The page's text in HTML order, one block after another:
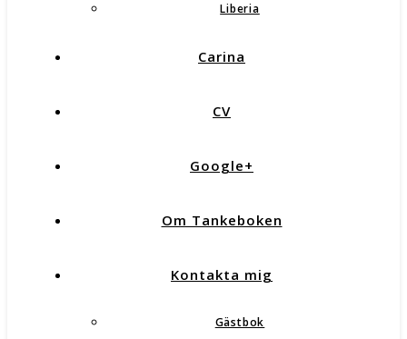
Liberia
Carina
CV
Google+
Om Tankeboken
Kontakta mig
Gästbok